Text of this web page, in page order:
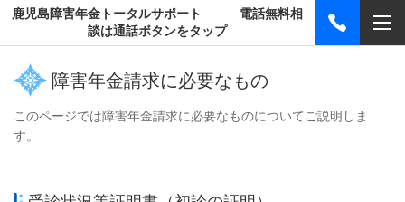
鹿児島障害年金トータルサポート 電話無料相
談は通話ボタンをタップ
障害年金請求に必要なもの
このページでは障害年金請求に必要なものについてご説明しま
す。